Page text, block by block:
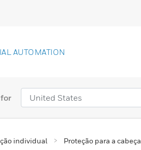
AUTOMATION
individual Proteção para a cabeça